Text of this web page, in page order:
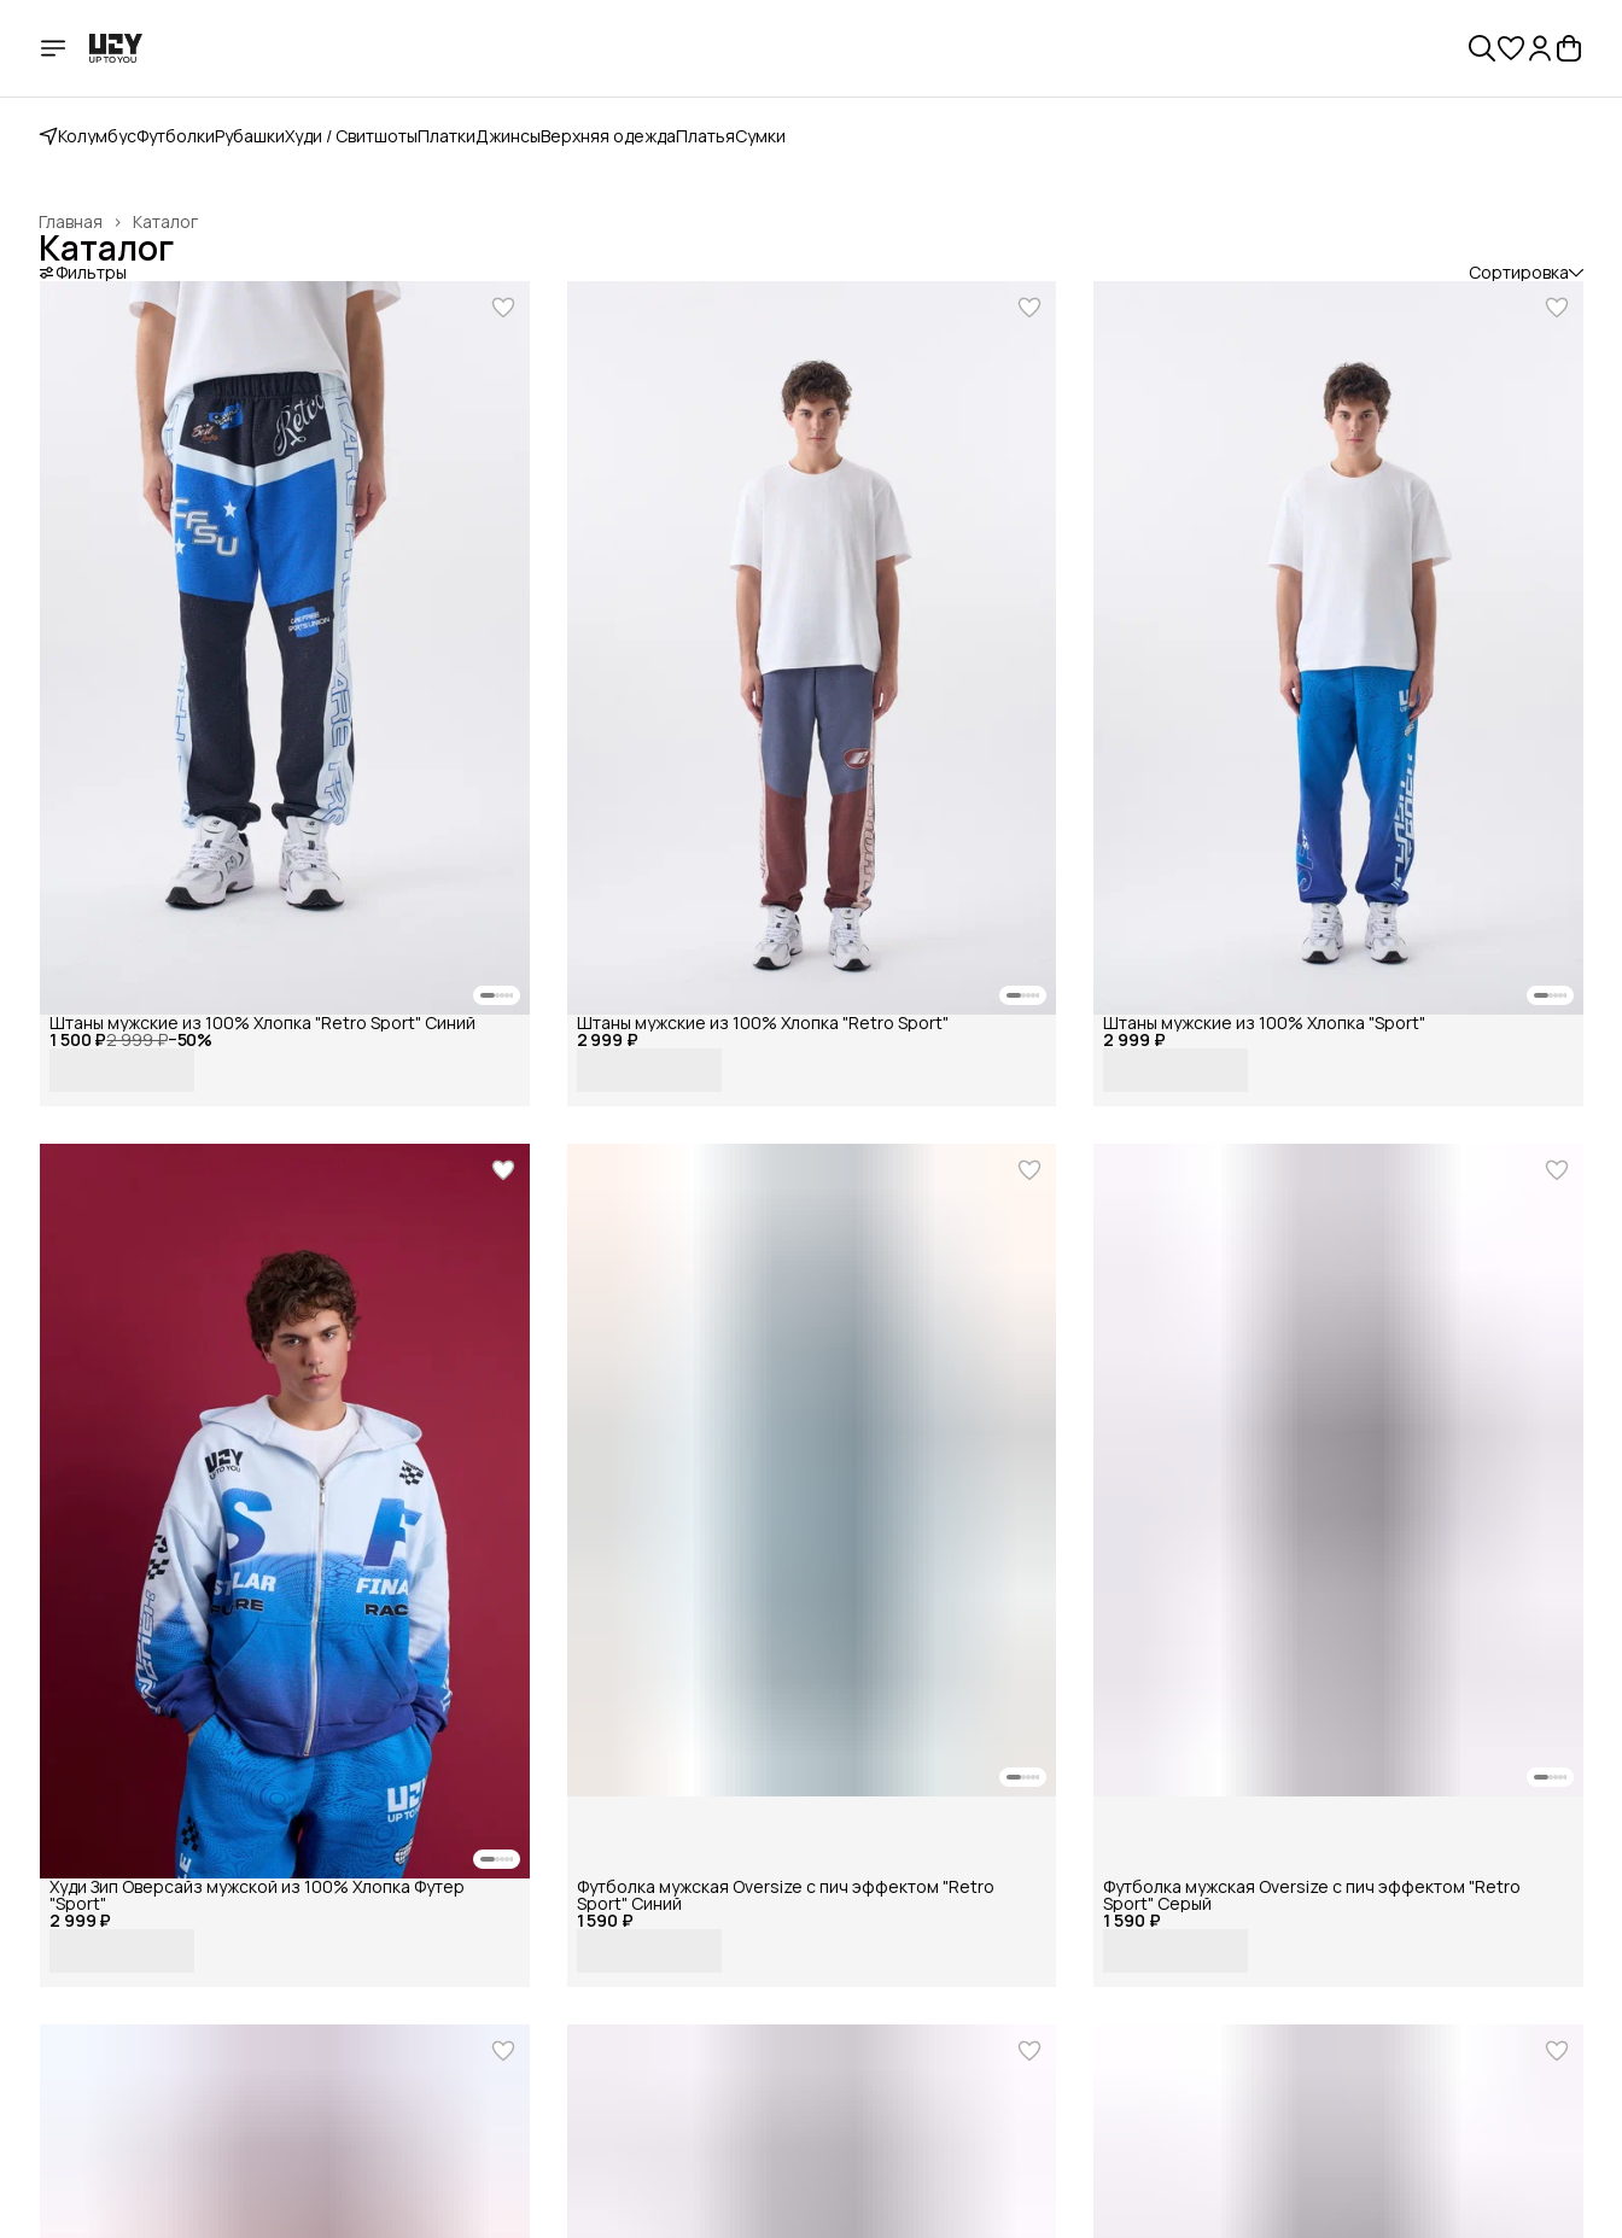
КолумбусФутболкиРубашкиХуди / СвитшотыПлаткиДжинсыВерхняя одеждаПлатьяСумки
Каталог
Главная ›
Каталог
Фильтры Сортировка
1 500 ₽2 999 ₽−50%
Штаны мужские из 100% Хлопка "Retro Sport" Синий
2 999 ₽
Штаны мужские из 100% Хлопка "Retro Sport"
2 999 ₽
Штаны мужские из 100% Хлопка "Sport"
2 999 ₽
Худи Зип Оверсайз мужской из 100% Хлопка Футер
"Sport"
1 590 ₽
Футболка мужская Oversize с пич эффектом "Retro
Sport" Синий
1 590 ₽
Футболка мужская Oversize с пич эффектом "Retro
Sport" Серый